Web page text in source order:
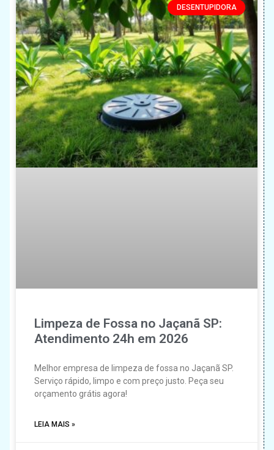
DESENTUPIDORA
Limpeza de Fossa no Jaçanã SP:
Atendimento 24h em 2026
Melhor empresa de limpeza de fossa no Jaçanã SP.
Serviço rápido, limpo e com preço justo. Peça seu
orçamento grátis agora!
LEIA MAIS »